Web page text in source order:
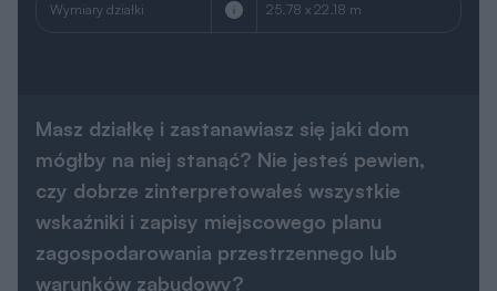
Wymiary działki 25.78 x 22.18 m
Masz działkę i zastanawiasz się jaki dom
mógłby na niej stanąć? Nie jesteś pewien,
czy dobrze zinterpretowałeś wszystkie
wskaźniki i zapisy miejscowego planu
zagospodarowania przestrzennego lub
warunków zabudowy?